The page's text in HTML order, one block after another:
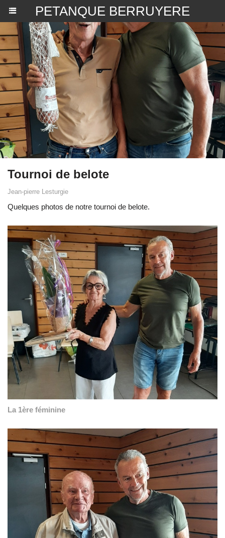
PETANQUE BERRUYERE
Tournoi de belote
Jean-pierre Lesturgie
Quelques photos de notre tournoi de belote.
La 1ère féminine